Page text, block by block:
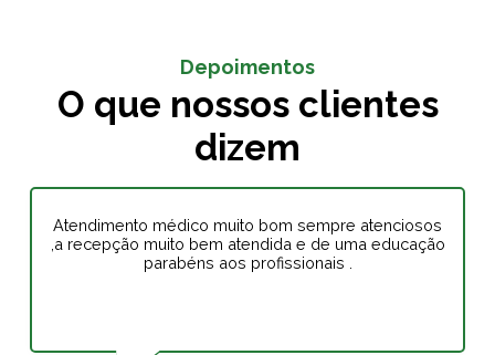
Depoimentos
O que nossos clientes
dizem
Atendimento médico muito bom sempre atenciosos
,a recepção muito bem atendida e de uma educação
parabéns aos profissionais .